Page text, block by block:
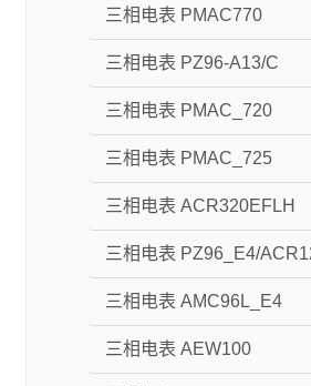
三相电表 PMAC770
三相电表 PZ96-A13/C
三相电表 PMAC_720
三相电表 PMAC_725
三相电表 ACR320EFLH
三相电表 PZ96_E4/
三相电表 AMC96L_E4
三相电表 AEW100